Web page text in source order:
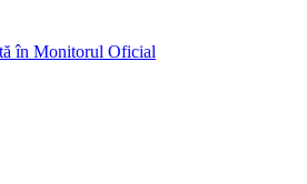
în Monitorul Oficial